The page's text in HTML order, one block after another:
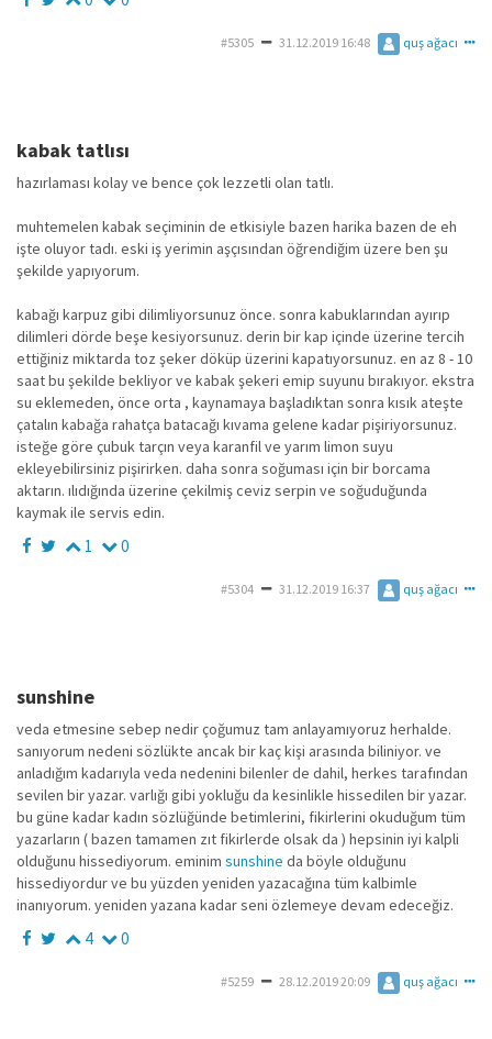
#5305 31.12.2019 16:48 quş ağacı
kabak tatlısı
hazırlaması kolay ve bence çok lezzetli olan tatlı.
muhtemelen kabak seçiminin de etkisiyle bazen harika bazen de eh
işte oluyor tadı. eski iş yerimin aşçısından öğrendiğim üzere ben şu
şekilde yapıyorum.
kabağı karpuz gibi dilimliyorsunuz önce. sonra kabuklarından ayırıp
dilimleri dörde beşe kesiyorsunuz. derin bir kap içinde üzerine tercih
ettiğiniz miktarda toz şeker döküp üzerini kapatıyorsunuz. en az 8 - 10
saat bu şekilde bekliyor ve kabak şekeri emip suyunu bırakıyor. ekstra
su eklemeden, önce orta , kaynamaya başladıktan sonra kısık ateşte
çatalın kabağa rahatça batacağı kıvama gelene kadar pişiriyorsunuz.
isteğe göre çubuk tarçın veya karanfil ve yarım limon suyu
ekleyebilirsiniz pişirirken. daha sonra soğuması için bir borcama
aktarın. ılıdığında üzerine çekilmiş ceviz serpin ve soğuduğunda
kaymak ile servis edin.
1 0
#5304 31.12.2019 16:37 quş ağacı
sunshine
veda etmesine sebep nedir çoğumuz tam anlayamıyoruz herhalde.
sanıyorum nedeni sözlükte ancak bir kaç kişi arasında biliniyor. ve
anladığım kadarıyla veda nedenini bilenler de dahil, herkes tarafından
sevilen bir yazar. varlığı gibi yokluğu da kesinlikle hissedilen bir yazar.
bu güne kadar kadın sözlüğünde betimlerini, fikirlerini okuduğum tüm
yazarların ( bazen tamamen zıt fikirlerde olsak da ) hepsinin iyi kalpli
olduğunu hissediyorum. eminim sunshine da böyle olduğunu
hissediyordur ve bu yüzden yeniden yazacağına tüm kalbimle
inanıyorum. yeniden yazana kadar seni özlemeye devam edeceğiz.
4 0
#5259 28.12.2019 20:09 quş ağacı